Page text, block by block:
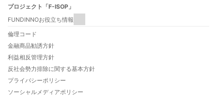
プロジェクト「F-ISOP」
FUNDINNOお役立ち情報
FUNDINNOとは
FUNDINNOご利用ガイド
数字でわかるFUNDINNO
法人口座開設について
FUNDINNO型新株予約権とは
特定投資家制度について
倫理コード
金融商品勧誘方針
利益相反管理方針
反社会勢力排除に関する基本方針
プライバシーポリシー
ソーシャルメディアポリシー